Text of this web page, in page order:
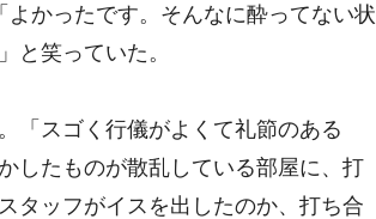
かったです。そんなに酔ってない状
と笑っていた。
「スゴく行儀がよくて礼節のある
したものが散乱している部屋に、打
タッフがイスを出したのか、打ち合